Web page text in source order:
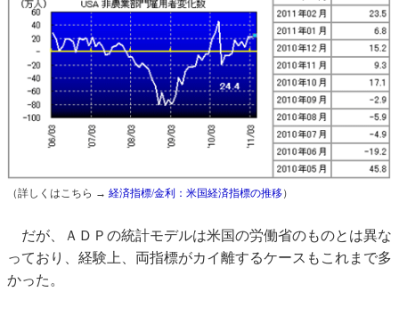
（詳しくはこちら → 経済指標/金利：米国経済指標の推移）
だが、ＡＤＰの統計モデルは米国の労働省のものとは異な
っており、経験上、両指標がカイ離するケースもこれまで多
かった。